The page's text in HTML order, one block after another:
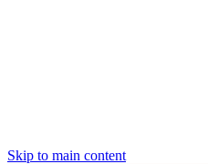
Skip to main content